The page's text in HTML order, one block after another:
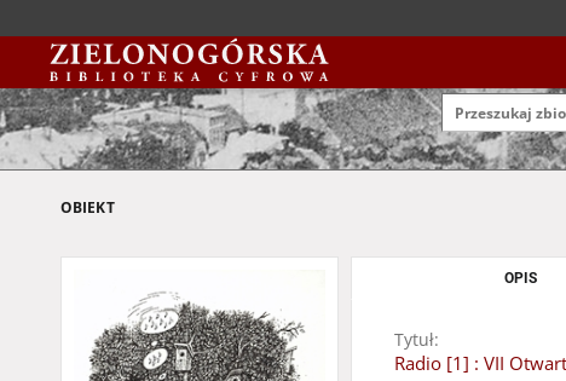
OBIEKT
OPIS
Tytuł:
Radio [1] : VII